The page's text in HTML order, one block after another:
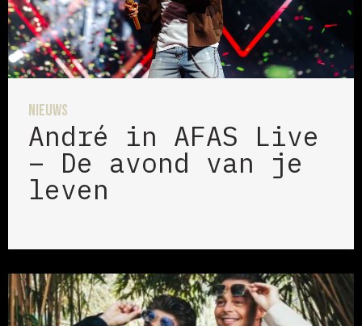
Nieuws
André in AFAS Live
– De avond van je
leven